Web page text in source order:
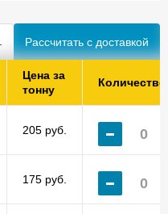
Цена за
тонну
Количество
205 руб.
175 руб.